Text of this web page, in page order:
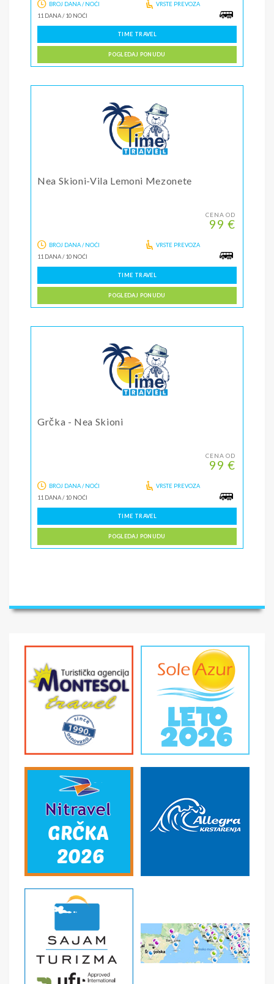
BROJ DANA / NOĆI
11 DANA/10 NOĆI
VRSTE PREVOZA
TIME TRAVEL
POGLEDAJ PONUDU
Nea Skioni-Vila Lemoni Mezonete
CENA OD
99 €
BROJ DANA / NOĆI
11 DANA/10 NOĆI
VRSTE PREVOZA
TIME TRAVEL
POGLEDAJ PONUDU
Grčka - Nea Skioni
CENA OD
99 €
BROJ DANA / NOĆI
11 DANA/10 NOĆI
VRSTE PREVOZA
TIME TRAVEL
POGLEDAJ PONUDU